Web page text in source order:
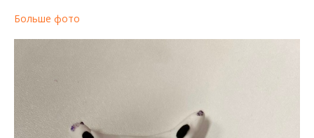
Больше фото